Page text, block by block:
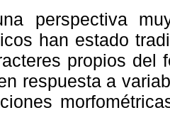
perspectiva
han estado
propios del
respuesta a